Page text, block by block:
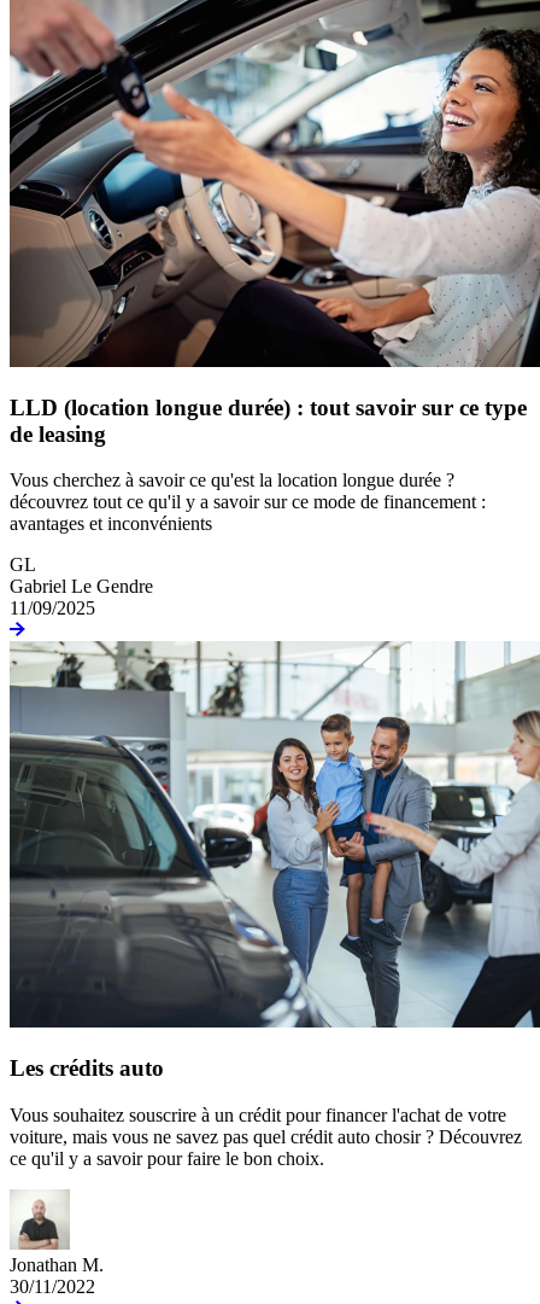
LLD (location longue durée) : tout savoir sur ce type
de leasing
Vous cherchez à savoir ce qu'est la location longue durée ?
découvrez tout ce qu'il y a savoir sur ce mode de financement :
avantages et inconvénients
GL
Gabriel Le Gendre
11/09/2025
Les crédits auto
Vous souhaitez souscrire à un crédit pour financer l'achat de votre
voiture, mais vous ne savez pas quel crédit auto chosir ? Découvrez
ce qu'il y a savoir pour faire le bon choix.
Jonathan M.
30/11/2022